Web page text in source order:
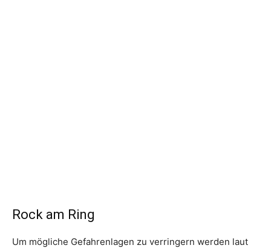
Rock am Ring
Um mögliche Gefahrenlagen zu verringern werden laut